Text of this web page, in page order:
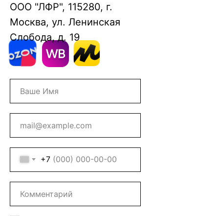
+7
ООО "ЛФР", 115280, г.
Москва, ул. Ленинская
Слобода, д. 19